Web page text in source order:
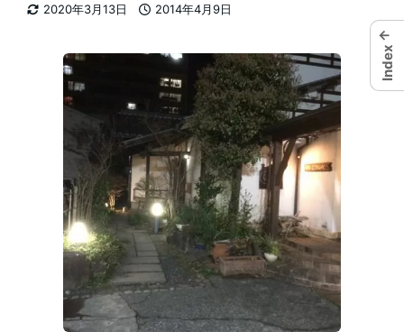
2020年3月13日
2014年4月9日
者
←
Index